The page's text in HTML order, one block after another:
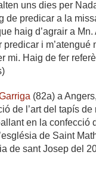
uns dies per
de predicar a la
haig d’agrair a
predicar i
mi. Haig de fer
(82a) a
de l’art del tapís de
en la confecció
de Saint
de sant Josep del